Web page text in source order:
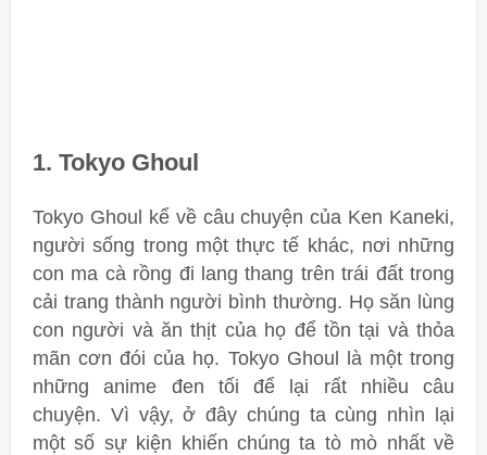
1. Tokyo Ghoul
Tokyo Ghoul kể về câu chuyện của Ken Kaneki,
người sống trong một thực tế khác, nơi những
con ma cà rồng đi lang thang trên trái đất trong
cải trang thành người bình thường. Họ săn lùng
con người và ăn thịt của họ để tồn tại và thỏa
mãn cơn đói của họ. Tokyo Ghoul là một trong
những anime đen tối để lại rất nhiều câu
chuyện. Vì vậy, ở đây chúng ta cùng nhìn lại
một số sự kiện khiến chúng ta tò mò nhất về